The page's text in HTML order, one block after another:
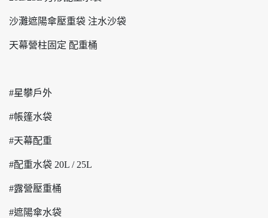
沙灘遮陽傘壓重袋 注水沙袋
天幕營柱固定 配重桶
#星攀戶外
#帳篷水袋
#天幕配重
#配重水袋 20L / 25L
#露營壓重桶
#遮陽傘水袋